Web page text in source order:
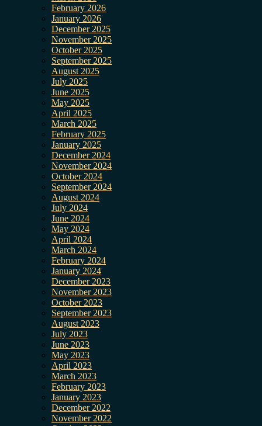
February 2026
January 2026
December 2025
November 2025
October 2025
September 2025
August 2025
July 2025
June 2025
May 2025
April 2025
March 2025
February 2025
January 2025
December 2024
November 2024
October 2024
September 2024
August 2024
July 2024
June 2024
May 2024
April 2024
March 2024
February 2024
January 2024
December 2023
November 2023
October 2023
September 2023
August 2023
July 2023
June 2023
May 2023
April 2023
March 2023
February 2023
January 2023
December 2022
November 2022